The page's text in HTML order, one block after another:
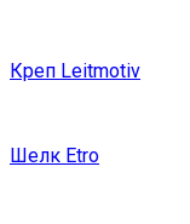
Креп Leitmotiv
Шелк Etro